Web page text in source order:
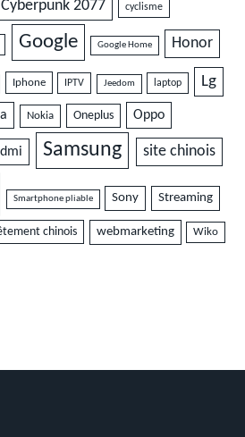
Cyberpunk 2077 cyclisme
Google Google Home Honor
Iphone IPTV Jeedom laptop Lg
Nokia Oneplus Oppo
Samsung site chinois
Smartphone pliable Sony Streaming
chinois webmarketing Wiko